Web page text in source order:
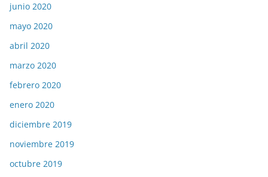
junio 2020
mayo 2020
abril 2020
marzo 2020
febrero 2020
enero 2020
diciembre 2019
noviembre 2019
octubre 2019